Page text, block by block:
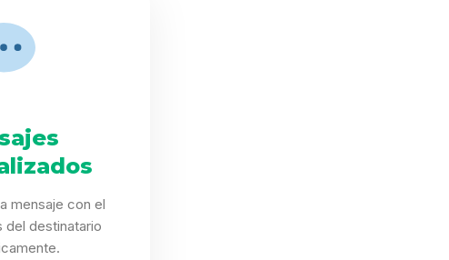
mensaje con el
del destinatario